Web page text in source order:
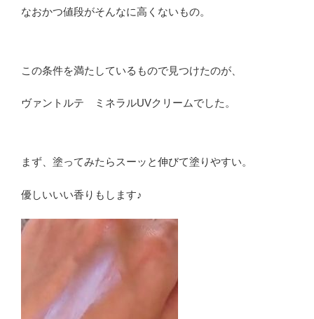
なおかつ値段がそんなに高くないもの。
この条件を満たしているもので見つけたのが、
ヴァントルテ ミネラルUVクリームでした。
まず、塗ってみたらスーッと伸びて塗りやすい。
優しいいい香りもします♪